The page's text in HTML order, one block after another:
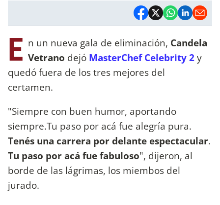
E n un nueva gala de eliminación, Candela
Vetrano dejó MasterChef Celebrity 2y
quedó fuera de los tres mejores del
certamen.
"Siempre con buen humor, aportando
siempre.Tu paso por acá fue alegría pura.
Tenés una carrera por delante espectacular.
Tu paso por acá fue fabuloso", dijeron, al
borde de las lágrimas, los miembos del
jurado.